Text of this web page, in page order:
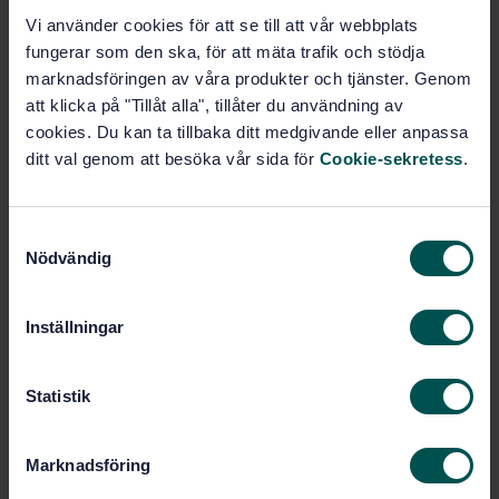
Vi använder cookies för att se till att vår webbplats
fungerar som den ska, för att mäta trafik och stödja
marknadsföringen av våra produkter och tjänster. Genom
att klicka på "Tillåt alla", tillåter du användning av
cookies. Du kan ta tillbaka ditt medgivande eller anpassa
ditt val genom att besöka vår sida för Cookie-sekretess.
Nödvändig
Inställningar
Statistik
Marknadsföring
Varmt välkomna till informationsmöte om
standardiseringsarbete kring arkeologisk
fyndhantering!
För mer information och för att anmäla er klicka här